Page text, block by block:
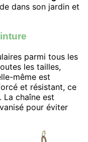
dans son jardin et
parmi tous les
les tailles,
même est
et résistant, ce
La chaîne est
pour éviter